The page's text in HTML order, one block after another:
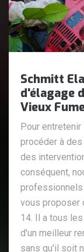
Schmitt
d'élagage
Vieux
Pour
procéder à
des
conséquent,
professionnels
vous proposer
14. Il a tous
d'un meilleur
sans qu'il soit